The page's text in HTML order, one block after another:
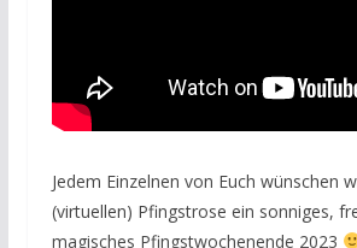
Jedem Einzelnen von Euch wünschen
(virtuellen) Pfingstrose ein sonniges,
magisches Pfingstwochenende 2023